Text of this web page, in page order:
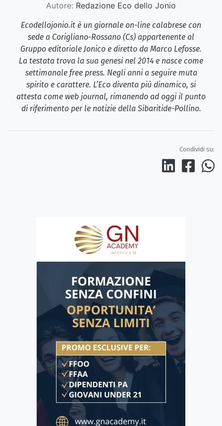
Autore: Redazione Eco dello Jonio
Ecodellojonio.it è un giornale on-line calabrese con
sede a Corigliano-Rossano (Cs) appartenente al
Gruppo editoriale Jonico e diretto da Marco Lefosse.
La testata trova la sua genesi nel 2014 e nasce come
settimanale free press. Negli anni a seguire muta
spirito e carattere. L’Eco diventa più dinamico, si
attesta come web journal, rimanendo ad oggi il punto
di riferimento per le notizie della Sibaritide-Pollino.
Condividi su: